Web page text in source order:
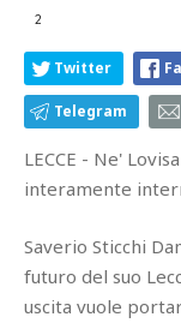
2
Twitter
Telegram
LECCE - Ne'
interamente
Saverio Sticchi
futuro del suo
uscita vuole